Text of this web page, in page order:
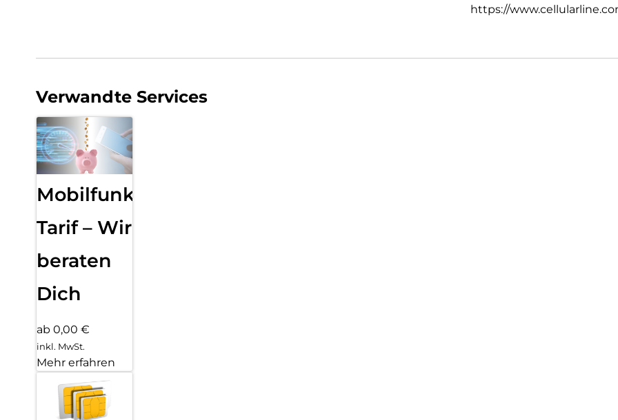
https://
Verwandte Services
Mobilfunk
Tarif – Wir
beraten
Dich
ab 0,00 €
inkl. MwSt.
Mehr erfahren